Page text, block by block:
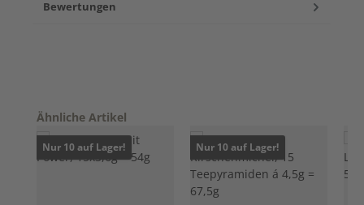
Bewertungen
Produktgalerie überspringen
Ähnliche Artikel
Nur 10 auf Lager! Nur 10 auf Lager!